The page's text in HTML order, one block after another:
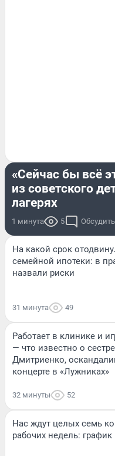
«Сейчас бы всё
из советского
лагерях
1 минута 5 Обсудить
На какой срок
семейной ипотеки: в
назвали риски
31 минута 49
Работает в клинике и
— что известно о
Дмитриенко,
концерте в «Лужниках»
32 минуты 52
Нас ждут целых семь
рабочих недель: график